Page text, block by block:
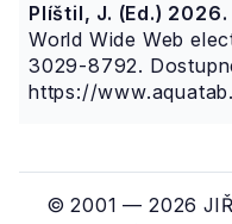
Plíštil, J. (Ed.) 2026.
World Wide Web
3029-8792.
https://
© 2001 — 2026